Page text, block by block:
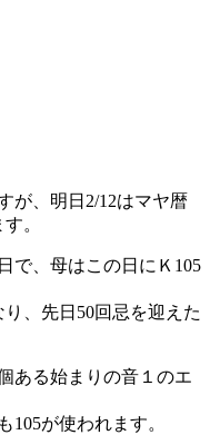
が、明日2/12はマヤ暦
。
で、母はこの日にＫ105
、先日50回忌を迎えた
ある始まりの音１のエ
105が使われます。